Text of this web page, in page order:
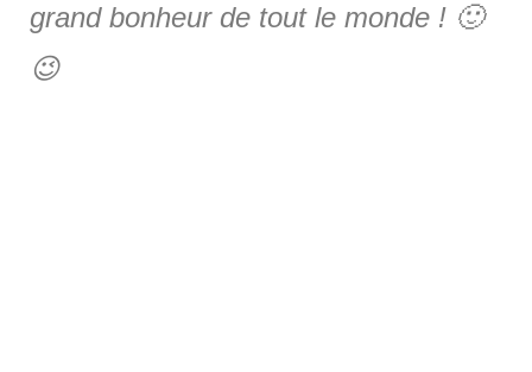
grand bonheur de tout le monde ! 🙂
😉